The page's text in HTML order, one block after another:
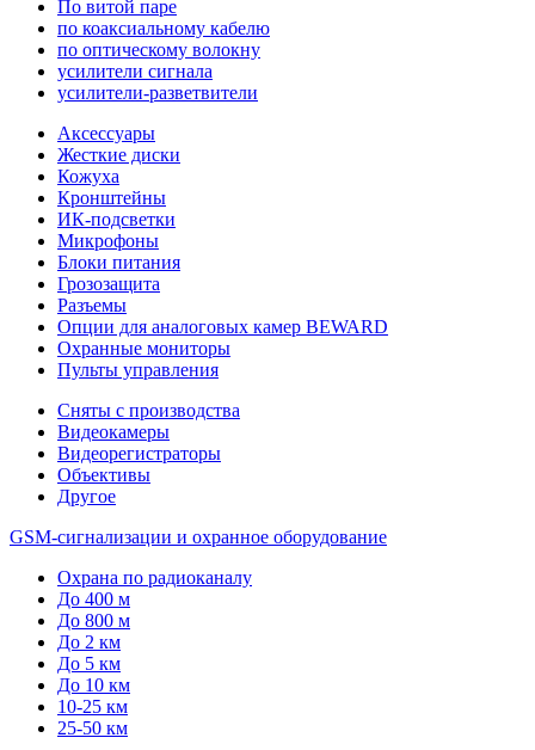
По витой паре
по коаксиальному кабелю
по оптическому волокну
усилители сигнала
усилители-разветвители
Аксессуары
Жесткие диски
Кожуха
Кронштейны
ИК-подсветки
Микрофоны
Блоки питания
Грозозащита
Разъемы
Опции для аналоговых камер BEWARD
Охранные мониторы
Пульты управления
Сняты с производства
Видеокамеры
Видеорегистраторы
Объективы
Другое
GSM-сигнализации и охранное оборудование
Охрана по радиоканалу
До 400 м
До 800 м
До 2 км
До 5 км
До 10 км
10-25 км
25-50 км